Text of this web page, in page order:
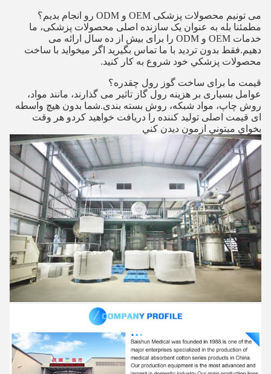
می تونیم محصولات پزشکی OEM و ODM رو انجام بدیم؟
مطمئنا بله به عنوان یک سازنده اصلی محصولات پزشکی، ما
خدمات OEM و ODM را برای بیش از ده سال ارائه می
دهیم.فقط بدون ترديد با ما تماس بگيريد اگر ميخوايد با ساخت
محصولات پزشکي خود شروع به کار کنيد.
قیمت ما برای ساخت گوز رول چقدره؟
عوامل بسیاری بر هزینه رول گاز تاثیر می گذارند، مانند مواد،
روش چاپ، مواد شبکه، روش بسته بندی.شما بدون هیچ واسطه
ای قیمت اصلی تولید کننده را دریافت خواهید کردو هر وقت
بخواي ميتوني ازمون دیدن کني